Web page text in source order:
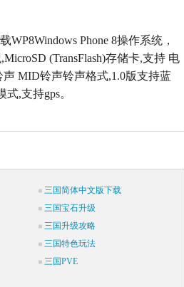
WP8Windows Phone 8操作系统，
(TransFlash)存储卡,支持 电
MID铃声铃声格式,1.0版支持蓝
,支持gps。
三国简体中文版下载
三国宝石升级
三国升级攻略
三国特色玩法
三国PVE